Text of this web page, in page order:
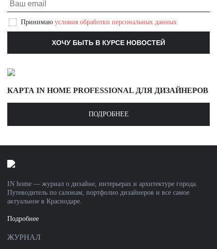
Принимаю условия обработки персональных данных
КАРТА IN HOME PROFESSIONAL ДЛЯ ДИЗАЙНЕРОВ
ПОДРОБНЕЕ
IN home — журнал о дизайне, интерьерах и архитектуре города.
Путеводитель по салонам, портфолио дизайнеров и все самое
актуальное в Краснодаре.
Подробнее
ЖУРНАЛ